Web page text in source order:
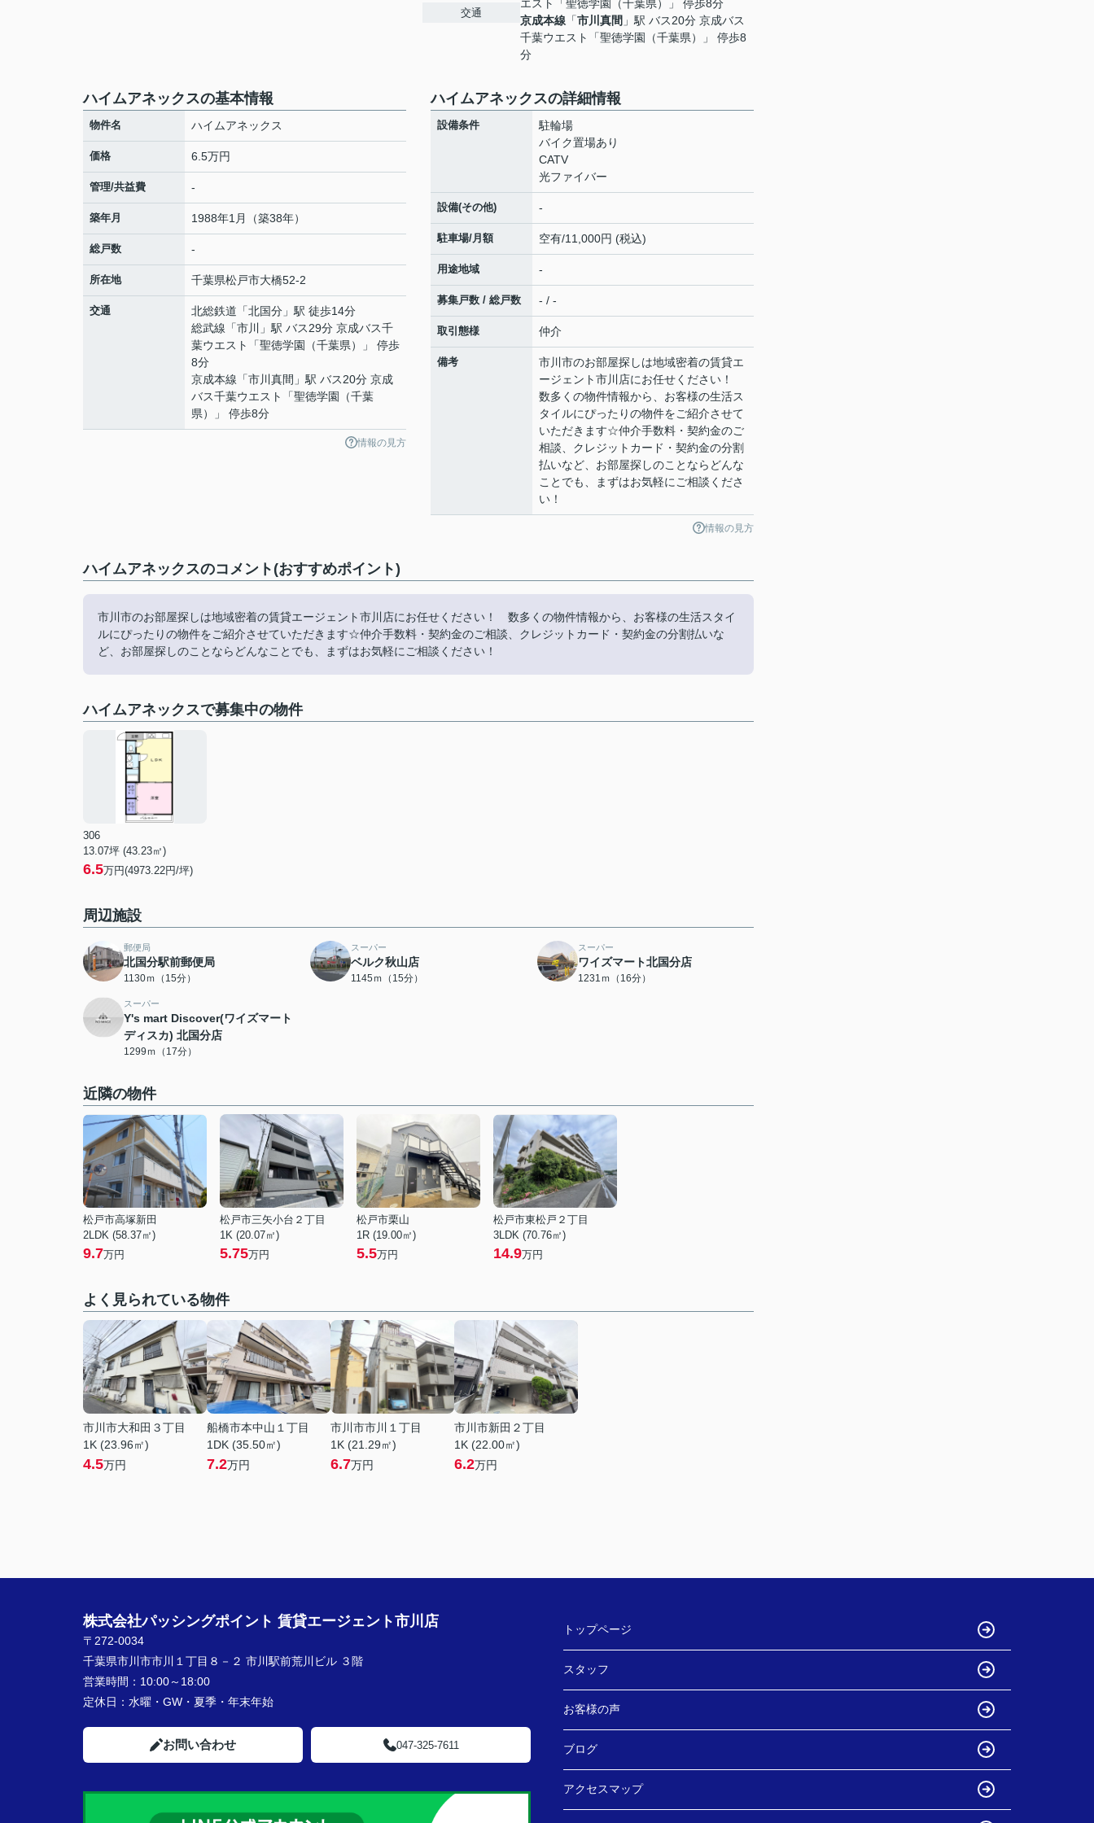
交通
エスト「聖徳学園（千葉県）」 停歩8分
京成本線 「市川真間 」駅 バス20分 京成バス
千葉ウエスト「聖徳学園（千葉県）」 停歩8
分
ハイムアネックスの基本情報
物件名 ハイムアネックス
価格 6.5万円
管理/共益費 -
築年月 1988年1月（築38年）
総戸数 -
所在地 千葉県松戸市大橋52-2
交通 北総鉄道 「北国分 」駅 徒歩14分
総武線 「市川
」駅 バス29分 京成バス千
葉ウエスト「聖徳学園（千葉県）」 停歩
8分
京成本線 「市川真間 」駅 バス20分 京成
バス千葉ウエスト「聖徳学園（千葉
県）」 停歩8分
情報の見方
ハイムアネックスの詳細情報
設備条件
駐輪場
バイク置場あり
CATV
光ファイバー
設備(その他) -
駐車場/月額 空有/11,000円 (税込)
用途地域 -
募集戸数 / 総戸数 - / -
取引態様 仲介
備考
市川市のお部屋探しは地域密着の賃貸エ
ージェント市川店にお任せください！
数多くの物件情報から、お客様の生活ス
タイルにぴったりの物件をご紹介させて
いただきます☆仲介手数料・契約金のご
相談、クレジットカード・契約金の分割
払いなど、お部屋探しのことならどんな
ことでも、まずはお気軽にご相談くださ
い！
情報の見方
ハイムアネックスのコメント(おすすめポイント)
市川市のお部屋探しは地域密着の賃貸エージェント市川店にお任せください！ 数多くの物件情報から、お客様の生活スタイ
ルにぴったりの物件をご紹介させていただきます☆仲介手数料・契約金のご相談、クレジットカード・契約金の分割払いな
ど、お部屋探しのことならどんなことでも、まずはお気軽にご相談ください！
ハイムアネックスで募集中の物件
306
13.07坪 (43.23㎡)
6.5万円(4973.22円/坪)
周辺施設
郵便局
北国分駅前郵便局
1130ｍ（15分）
スーパー
ベルク秋山店
1145ｍ（15分）
スーパー
ワイズマート北国分店
1231ｍ（16分）
スーパー
Y's mart Discover(ワイズマート
ディスカ) 北国分店
1299ｍ（17分）
近隣の物件
松戸市高塚新田
2LDK (58.37㎡)
9.7万円
松戸市三矢小台２丁目
1K (20.07㎡)
5.75万円
松戸市栗山
1R (19.00㎡)
5.5万円
松戸市東松戸２丁目
3LDK (70.76㎡)
14.9万円
よく見られている物件
市川市大和田３丁目
1K (23.96㎡)
4.5万円
船橋市本中山１丁目
1DK (35.50㎡)
7.2万円
市川市市川１丁目
1K (21.29㎡)
6.7万円
市川市新田２丁目
1K (22.00㎡)
6.2万円
株式会社パッシングポイント 賃貸エージェント市川店
〒272-0034
千葉県市川市市川１丁目８－２ 市川駅前荒川ビル ３階
営業時間： 10:00～18:00
定休日： 水曜・GW・夏季・年末年始
お問い合わせ 047-325-7611
トップページ
スタッフ
お客様の声
ブログ
アクセスマップ